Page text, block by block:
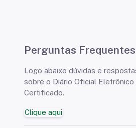
Perguntas Frequentes
Logo abaixo dúvidas e
sobre o Diário Oficial Eletrônico
Certificado.
Clique aqui